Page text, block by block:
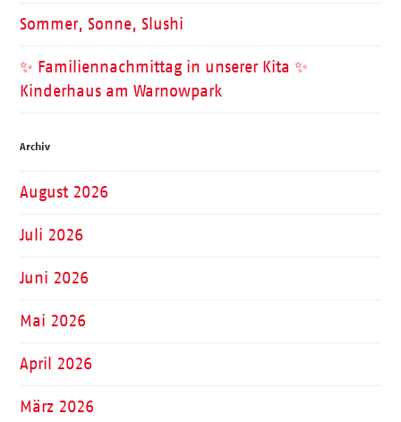
Sommer, Sonne, Slushi
✨ Familiennachmittag in unserer Kita ✨
Kinderhaus am Warnowpark
Archiv
August 2026
Juli 2026
Juni 2026
Mai 2026
April 2026
März 2026